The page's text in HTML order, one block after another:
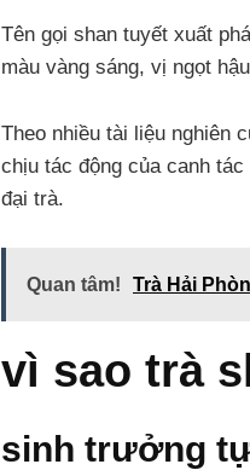
Tên gọi shan tuyết xuất
màu vàng sáng, vị ngọt
Theo nhiều tài liệu nghiên
chịu tác động của canh
đại trà.
Quan tâm! Trà Hải
vì sao trà
sinh trưởng